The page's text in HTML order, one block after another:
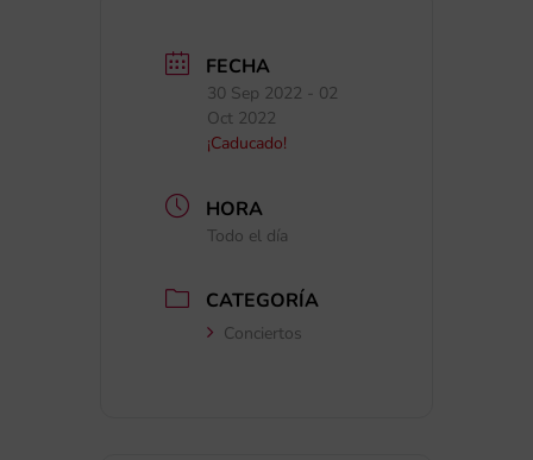
FECHA
30 Sep 2022 - 02
Oct 2022
¡Caducado!
HORA
Todo el día
CATEGORÍA
Conciertos